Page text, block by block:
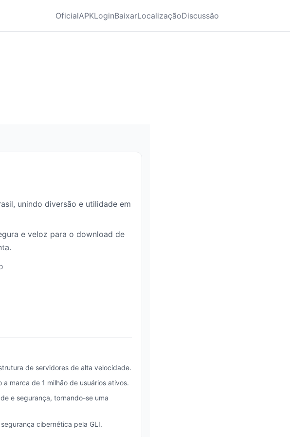
OficialAPKLoginBaixarLocalizaçãoDiscussão
unindo diversão e utilidade em
e veloz para o download de
de servidores de alta velocidade.
marca de 1 milhão de usuários ativos.
e segurança, tornando-se uma
cibernética pela GLI.